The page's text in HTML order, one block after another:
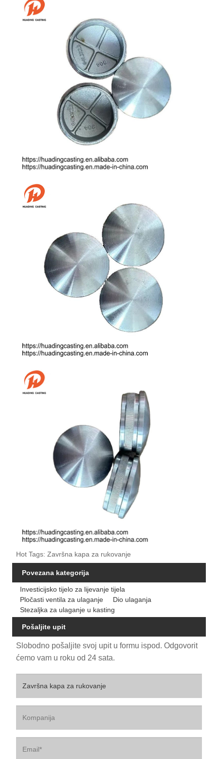
Hot Tags: Završna kapa za rukovanje
Povezana kategorija
Investicijsko tijelo za lijevanje tijela
Pločasti ventila za ulaganje
Dio ulaganja
Stezaljka za ulaganje u kasting
Pošaljite upit
Slobodno pošaljite svoj upit u formu ispod. Odgovorit
ćemo vam u roku od 24 sata.